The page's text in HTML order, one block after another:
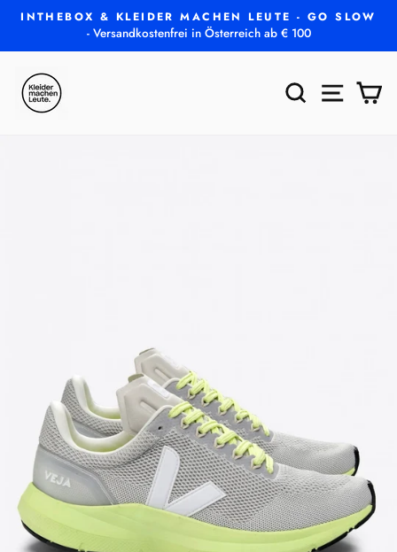
Direkt
Inhalt
Pause
INTHEBOX & KLEIDER MACHEN LEUTE - GO SLOW
- Versandkostenfrei in Österreich ab € 100
SUCHE